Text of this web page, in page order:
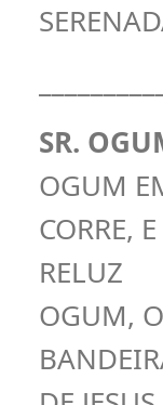
SR.
OGUM
CORRE,
RELUZ
OGUM,